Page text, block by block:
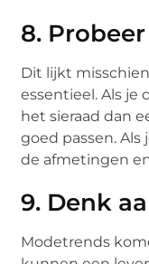
8.
Dit lijkt
essentieel. Als
het sieraad dan
goed passen.
de afmetingen
9. Denk
Modetrends